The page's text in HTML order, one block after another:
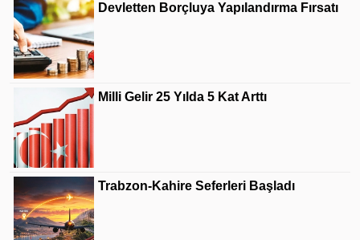
Devletten Borçluya Yapılandırma Fırsatı
Milli Gelir 25 Yılda 5 Kat Arttı
Trabzon-Kahire Seferleri Başladı